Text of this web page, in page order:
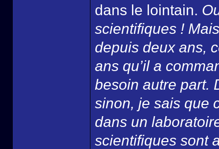
dans le lointain.
scientifiques !
depuis deux ans,
ans qu’il a
besoin autre part.
sinon, je sais que
dans un
scientifiques sont